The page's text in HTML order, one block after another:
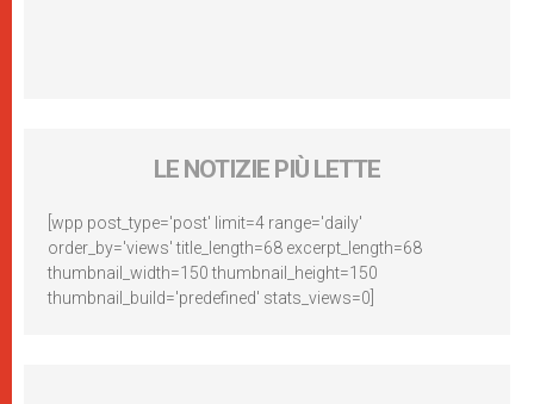
LE NOTIZIE PIÙ LETTE
[wpp post_type='post' limit=4 range='daily'
order_by='views' title_length=68 excerpt_length=68
thumbnail_width=150 thumbnail_height=150
thumbnail_build='predefined' stats_views=0]